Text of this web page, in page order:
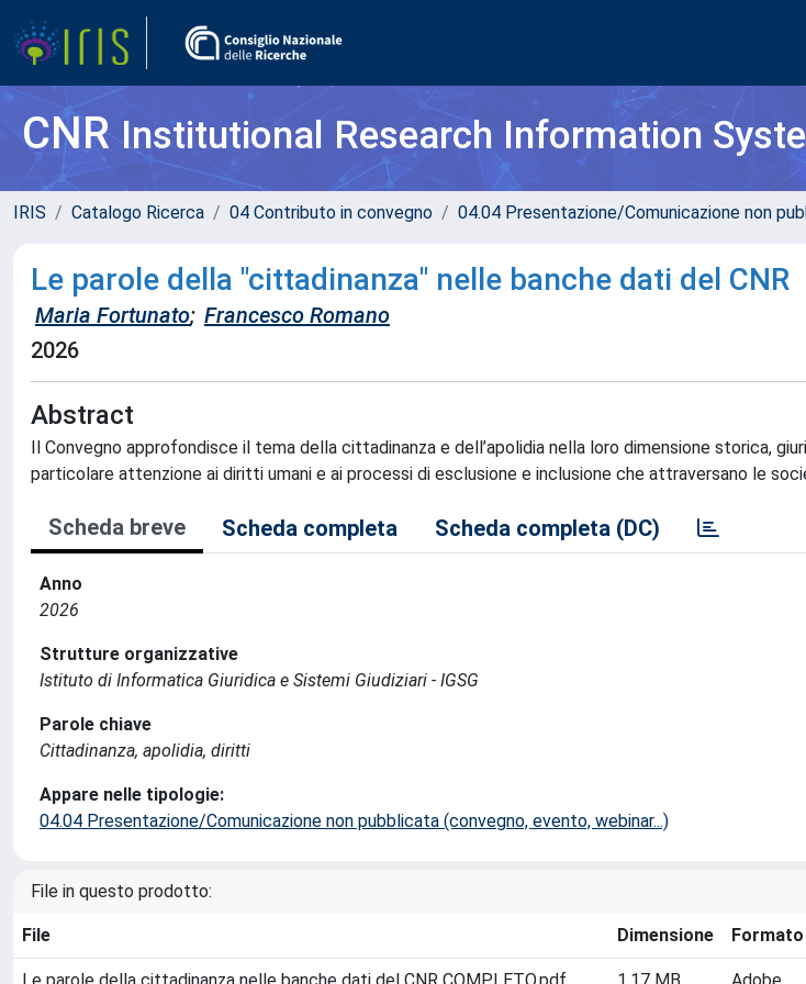
CNRInstitutional Research Information
IRIS Catalogo Ricerca 04 Contributo in convegno 04.04 Presentazione/Comunicazione non
Le parole della "cittadinanza" nelle banche dati del CNR
Maria Fortunato; Francesco Romano
2026
Abstract
Il Convegno approfondisce il tema della cittadinanza e dell’apolidia nella loro dimensione storica,
particolare attenzione ai diritti umani e ai processi di esclusione e inclusione che attraversano le
Scheda breve Scheda completa Scheda completa (DC)
Anno
2026
Strutture organizzative
Istituto di Informatica Giuridica e Sistemi Giudiziari - IGSG
Parole chiave
Cittadinanza, apolidia, diritti
Appare nelle tipologie:
04.04 Presentazione/Comunicazione non pubblicata (convegno, evento, webinar...)
File in questo prodotto:
File Dimensione Formato